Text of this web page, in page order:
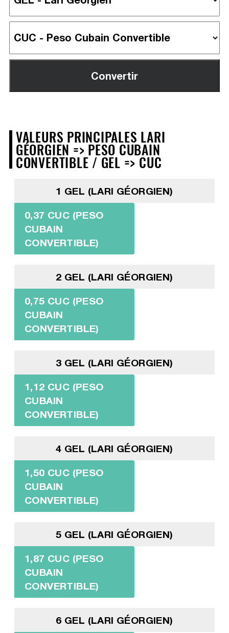
VALEURS PRINCIPALES LARI
GÉORGIEN => PESO CUBAIN
CONVERTIBLE / GEL => CUC
1 GEL (LARI GÉORGIEN)
0,37 CUC (PESO
CUBAIN
CONVERTIBLE)
2 GEL (LARI GÉORGIEN)
0,75 CUC (PESO
CUBAIN
CONVERTIBLE)
3 GEL (LARI GÉORGIEN)
1,12 CUC (PESO
CUBAIN
CONVERTIBLE)
4 GEL (LARI GÉORGIEN)
1,50 CUC (PESO
CUBAIN
CONVERTIBLE)
5 GEL (LARI GÉORGIEN)
1,87 CUC (PESO
CUBAIN
CONVERTIBLE)
6 GEL (LARI GÉORGIEN)